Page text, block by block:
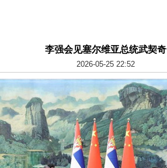
李强会见塞尔维亚总统武契奇
2026-05-25 22:52